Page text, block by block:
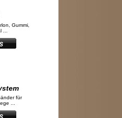
Gummi,
...
für
...